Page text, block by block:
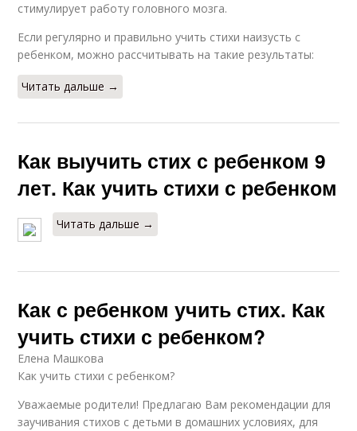
стимулирует работу головного мозга.
Если регулярно и правильно учить стихи наизусть с
ребенком, можно рассчитывать на такие результаты:
Читать дальше →
Как выучить стих с ребенком 9
лет. Как учить стихи с ребенком
Читать дальше →
Как с ребенком учить стих. Как
учить стихи с ребенком?
Елена Машкова
Как учить стихи с ребенком?
Уважаемые родители! Предлагаю Вам рекомендации для
заучивания стихов с детьми в домашних условиях, для